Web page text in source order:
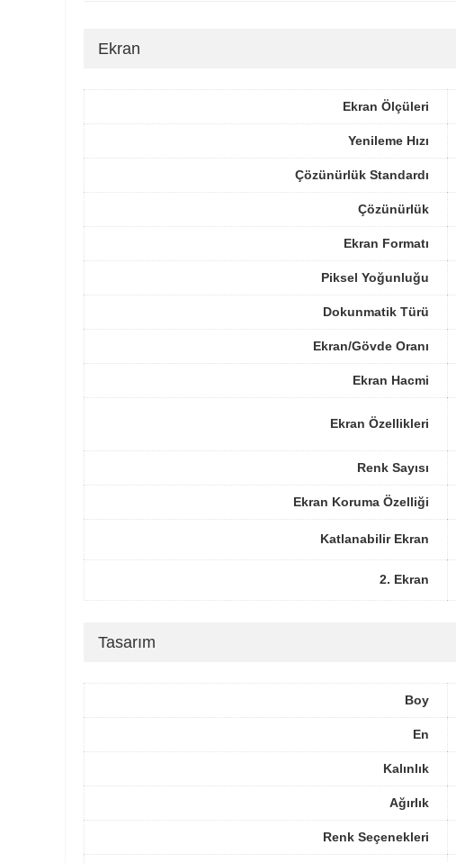
Ekran
Ekran Ölçüleri
Yenileme Hızı
Çözünürlük Standardı
Çözünürlük
Ekran Formatı
Piksel Yoğunluğu
Dokunmatik Türü
Ekran/Gövde Oranı
Ekran Hacmi
Ekran Özellikleri
Renk Sayısı
Ekran Koruma Özelliği
Katlanabilir Ekran
2. Ekran
Tasarım
Boy
En
Kalınlık
Ağırlık
Renk Seçenekleri